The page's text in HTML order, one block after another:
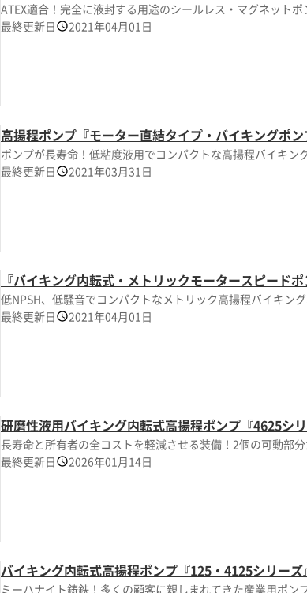
ATEX適合！完全に液封する用途のシールレス・マグネットポ
最終更新日
2021年04月01日
高揚程ポンプ『モーター直結タイプ・バイキングポン
ポンプが長寿命！低粘度液用でコンパクトな高揚程バイキン
最終更新日
2021年03月31日
『バイキング内転式・メトリックモータースピードポ
低NPSH、低騒音でコンパクトなメトリック高揚程バイキン
最終更新日
2021年04月01日
研磨性液用バイキング内転式高揚程ポンプ『4625シリ
長寿命と所有者の全コストを軽減させる装備！2個の可動部
最終更新日
2026年01月14日
バイキング内転式高揚程ポンプ『125・4125シリーズ
ミーハナイト鋳鉄！多くの顧客に親しまれてきた産業用ポン